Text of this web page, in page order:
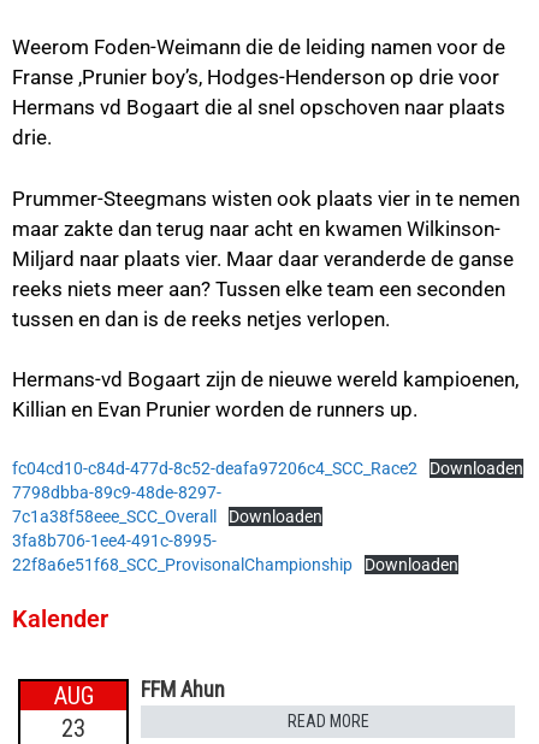
Weerom Foden-Weimann die de leiding namen voor de
Franse ,Prunier boy’s, Hodges-Henderson op drie voor
Hermans vd Bogaart die al snel opschoven naar plaats
drie.
Prummer-Steegmans wisten ook plaats vier in te nemen
maar zakte dan terug naar acht en kwamen Wilkinson-
Miljard naar plaats vier. Maar daar veranderde de ganse
reeks niets meer aan? Tussen elke team een seconden
tussen en dan is de reeks netjes verlopen.
Hermans-vd Bogaart zijn de nieuwe wereld kampioenen,
Killian en Evan Prunier worden de runners up.
fc04cd10-c84d-477d-8c52-deafa97206c4_SCC_Race2
Downloaden
7798dbba-89c9-48de-8297-
7c1a38f58eee_SCC_Overall
Downloaden
3fa8b706-1ee4-491c-8995-
22f8a6e51f68_SCC_ProvisonalChampionship
Downloaden
Kalender
AUG
23
FFM Ahun
READ MORE